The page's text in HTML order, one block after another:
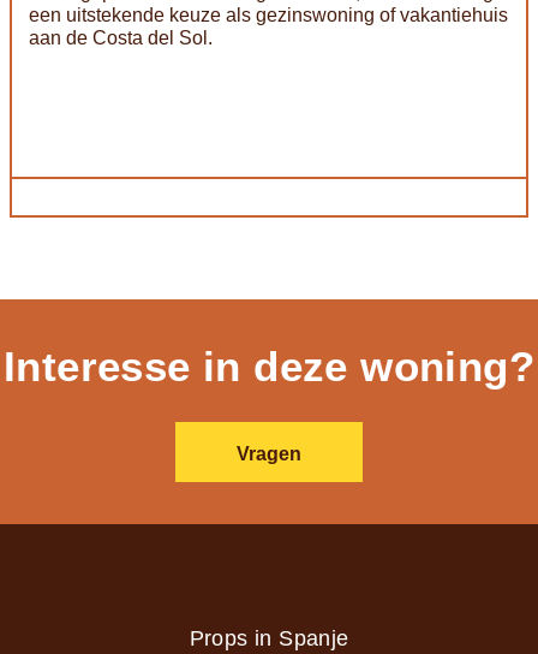
een uitstekende keuze als gezinswoning of vakantiehuis
aan de Costa del Sol.
Interesse in deze woning?
Vragen
Props in Spanje